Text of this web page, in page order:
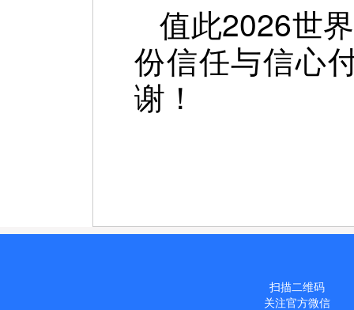
值此2026世
份信任与信心
谢！
扫描二维码
关注官方微信